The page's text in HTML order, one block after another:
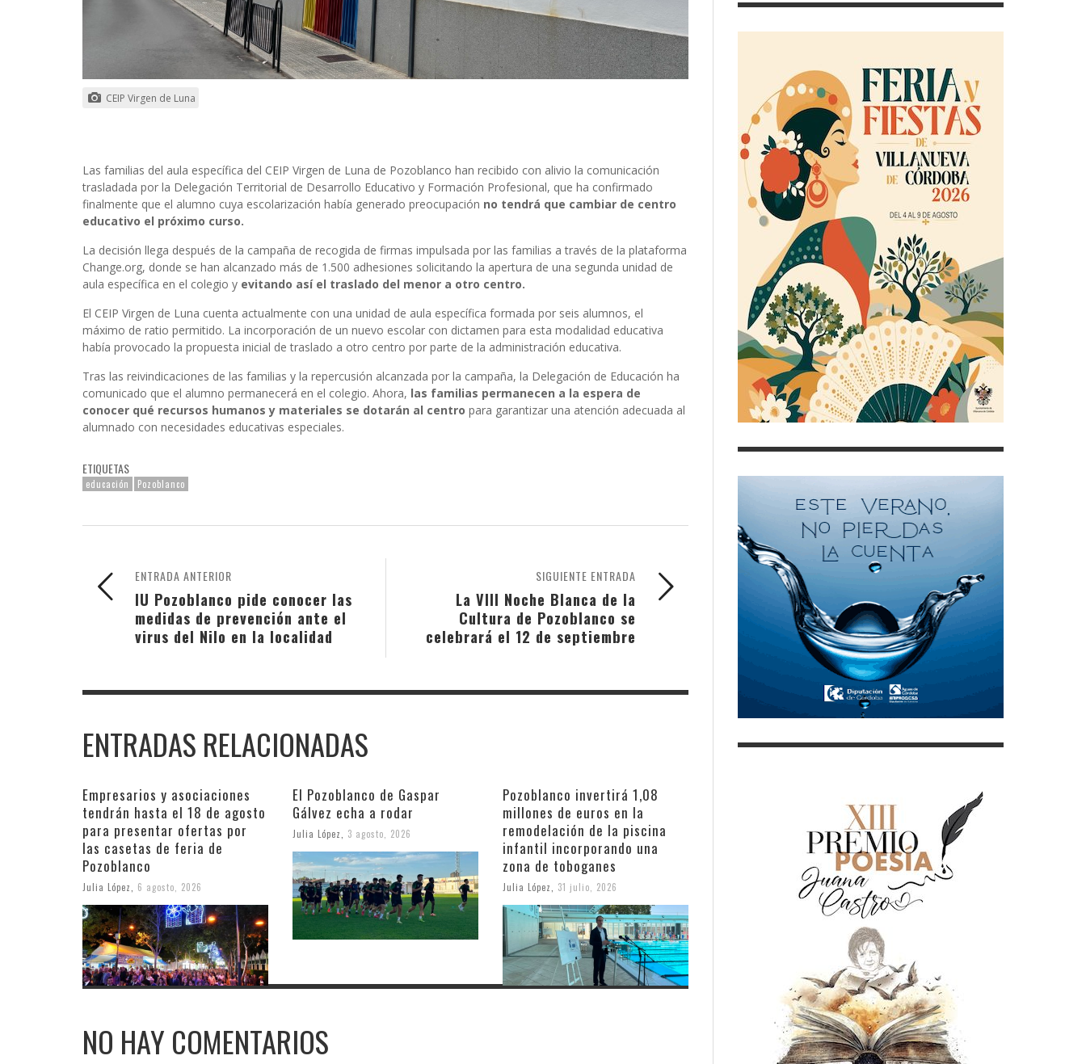
CEIP Virgen de Luna
Las familias del aula específica del CEIP Virgen de Luna de Pozoblanco han recibido con alivio la comunicación
trasladada por la Delegación Territorial de Desarrollo Educativo y Formación Profesional, que ha confirmado
finalmente que el alumno cuya escolarización había generado preocupación no tendrá que cambiar de centro
educativo el próximo curso.
La decisión llega después de la campaña de recogida de firmas impulsada por las familias a través de la plataforma
Change.org, donde se han alcanzado más de 1.500 adhesiones solicitando la apertura de una segunda unidad de
aula específica en el colegio y evitando así el traslado del menor a otro centro.
El CEIP Virgen de Luna cuenta actualmente con una unidad de aula específica formada por seis alumnos, el
máximo de ratio permitido. La incorporación de un nuevo escolar con dictamen para esta modalidad educativa
había provocado la propuesta inicial de traslado a otro centro por parte de la administración educativa.
Tras las reivindicaciones de las familias y la repercusión alcanzada por la campaña, la Delegación de Educación ha
comunicado que el alumno permanecerá en el colegio. Ahora, las familias permanecen a la espera de
conocer qué recursos humanos y materiales se dotarán al centro para garantizar una atención adecuada al
alumnado con necesidades educativas especiales.
ETIQUETAS
educación Pozoblanco
SIGUIENTE ENTRADA
La VIII Noche Blanca de la
Cultura de Pozoblanco se
celebrará el 12 de septiembre
ENTRADA ANTERIOR
IU Pozoblanco pide conocer las
medidas de prevención ante el
virus del Nilo en la localidad
ENTRADAS RELACIONADAS
Empresarios y asociaciones
tendrán hasta el 18 de agosto
para presentar ofertas por
las casetas de feria de
Pozoblanco
Julia López 6 agosto, 2026
El Pozoblanco de Gaspar
Gálvez echa a rodar
Julia López 3 agosto, 2026
Pozoblanco invertirá 1,08
millones de euros en la
remodelación de la piscina
infantil incorporando una
zona de toboganes
Julia López 31 julio, 2026
NO HAY COMENTARIOS